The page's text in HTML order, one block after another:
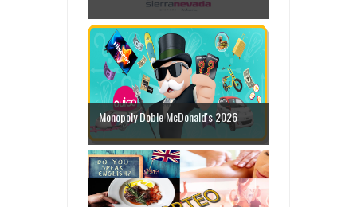
Monopoly Doble McDonald's 2026